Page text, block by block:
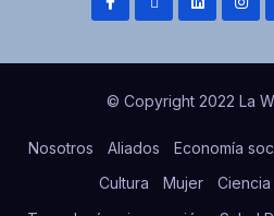
© Copyright 2022 La
Nosotros Aliados Economía
Cultura
Mujer Ciencia